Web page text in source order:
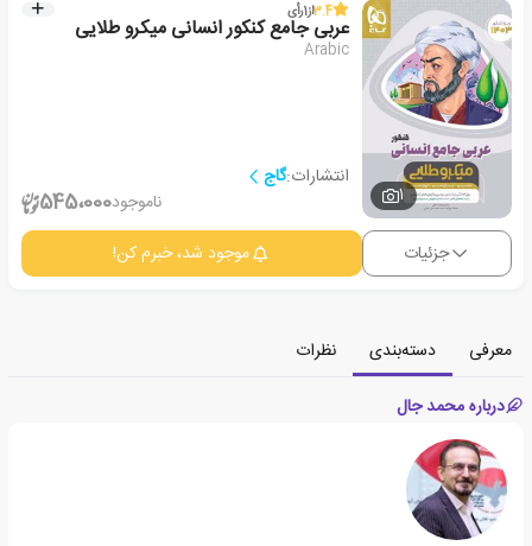
1
3.4از1رأی
عربی جامع کنکور انسانی میکرو طلایی
Arabic
انتشارات:گاج
ناموجود545،000
جزئیات موجود شد، خبرم کن!
معرفی دسته‌بندی
نظرات
درباره محمد جال